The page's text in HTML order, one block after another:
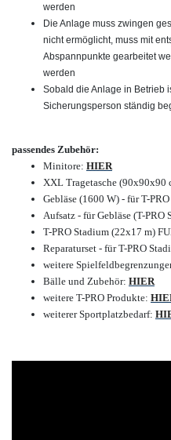
werden
Die Anlage muss zwingen
nicht ermöglicht, muss mit
Abspannpunkte gearbeitet
werden
Sobald die Anlage in Betrieb
Sicherungsperson ständig
passendes Zubehör:
Minitore: HIER
XXL Tragetasche (90x90x90
Gebläse (1600 W) - für T-
Aufsatz - für Gebläse (T-PRO
T-PRO Stadium (22x17 m)
Reparaturset - für T-PRO
weitere
Bälle und Zubehör: HIER
weitere T-PRO Produkte:
weiterer Sportplatzbedarf: